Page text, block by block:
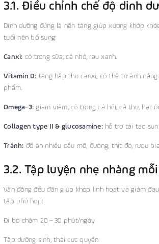
3.1. Điều chỉnh chế độ dinh
Dinh dưỡng đúng là nền tảng giúp xương khớp
tuổi nên bổ sung:
Canxi: có trong sữa, cá nhỏ, rau xanh.
Vitamin D: tăng hấp thu canxi, có thể từ ánh
phẩm.
Omega-3: giảm viêm, có trong cá hồi, cá thu, hạt
Collagen type II & glucosamine:hỗ trợ tái tạo sụn
Tránh: đồ ăn nhiều dầu mỡ, đường, thịt đỏ, rượu
3.2. Tập luyện nhẹ nhàng
Vận động đều đặn giúp khớp linh hoạt và giảm
tập phù hợp:
Đi bộ chậm 20 – 30 phút/ngày
Tập dưỡng sinh, thái cực quyền